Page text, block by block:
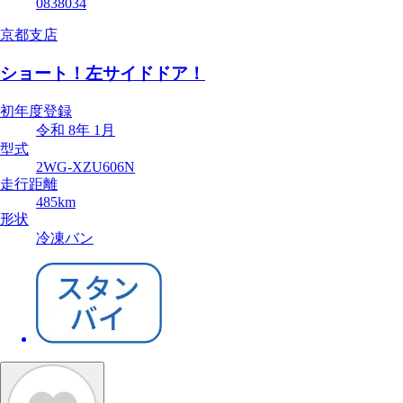
0838034
京都支店
ショート！左サイドドア！
初年度登録
令和 8年 1月
型式
2WG-XZU606N
走行距離
485km
形状
冷凍バン